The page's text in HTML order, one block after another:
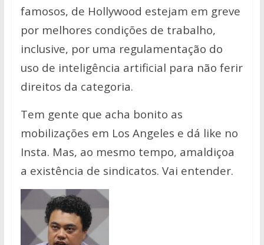
famosos, de Hollywood estejam em greve
por melhores condições de trabalho,
inclusive, por uma regulamentação do
uso de inteligência artificial para não ferir
direitos da categoria.
Tem gente que acha bonito as
mobilizações em Los Angeles e dá like no
Insta. Mas, ao mesmo tempo, amaldiçoa
a existência de sindicatos. Vai entender.